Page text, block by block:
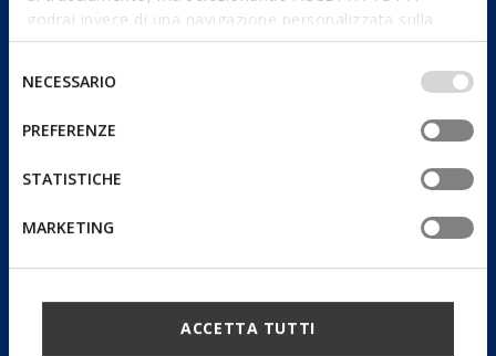
godrai invece di una navigazione personalizzata sulla
base dei tuoi gusti ed interessi. Selezionando
IMPOSTAZIONI potrai anche scegliere quali cookies ed
altri strumenti di tracciamento autorizzare. Per maggiori
informazioni o per modificare in qualsiasi momento le
tue impostazioni, visita la nostra
consenso
NECESSARIO
PREFERENZE
STATISTICHE
MARKETING
ACCETTA TUTTI